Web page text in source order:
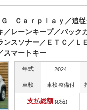
Ｇ Ｃａｒｐｌａｙ／追
／レーンキープ／バック
ンスソナー／ＥＴＣ／Ｌ
スマートキー
年式 2024
車検 車検整備付
支払総額 (税込)